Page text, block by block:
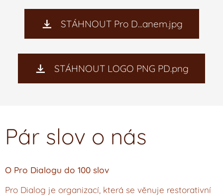
STÁHNOUT Pro D...anem.jpg
STÁHNOUT LOGO PNG PD.png
Pár slov o nás
O Pro Dialogu do 100 slov
Pro Dialog je organizací, která se věnuje restorativní